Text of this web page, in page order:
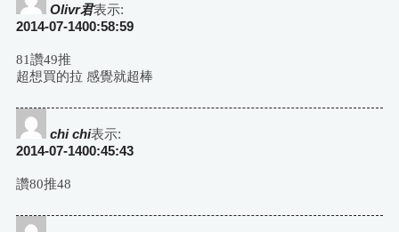
Olivr君表示:
2014-07-1400:58:59
81讚49推
超想買的拉 感覺就超棒
chi chi表示:
2014-07-1400:45:43
讚80推48